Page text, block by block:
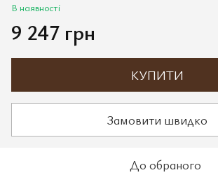
В наявності
9 247 грн
КУПИТИ
Замовити швидко
До обраного